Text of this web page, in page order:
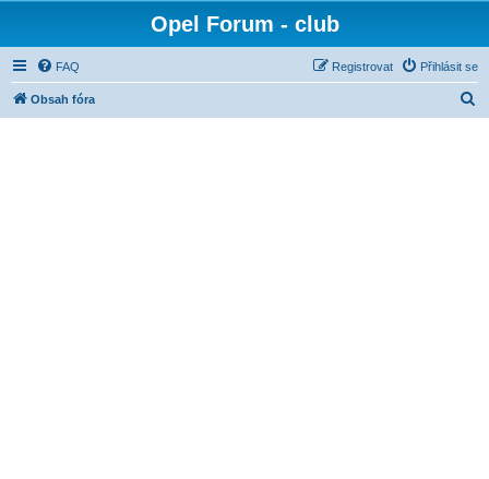
Opel Forum - club
FAQ Přihlásit se
Registrovat
Obsah fóra